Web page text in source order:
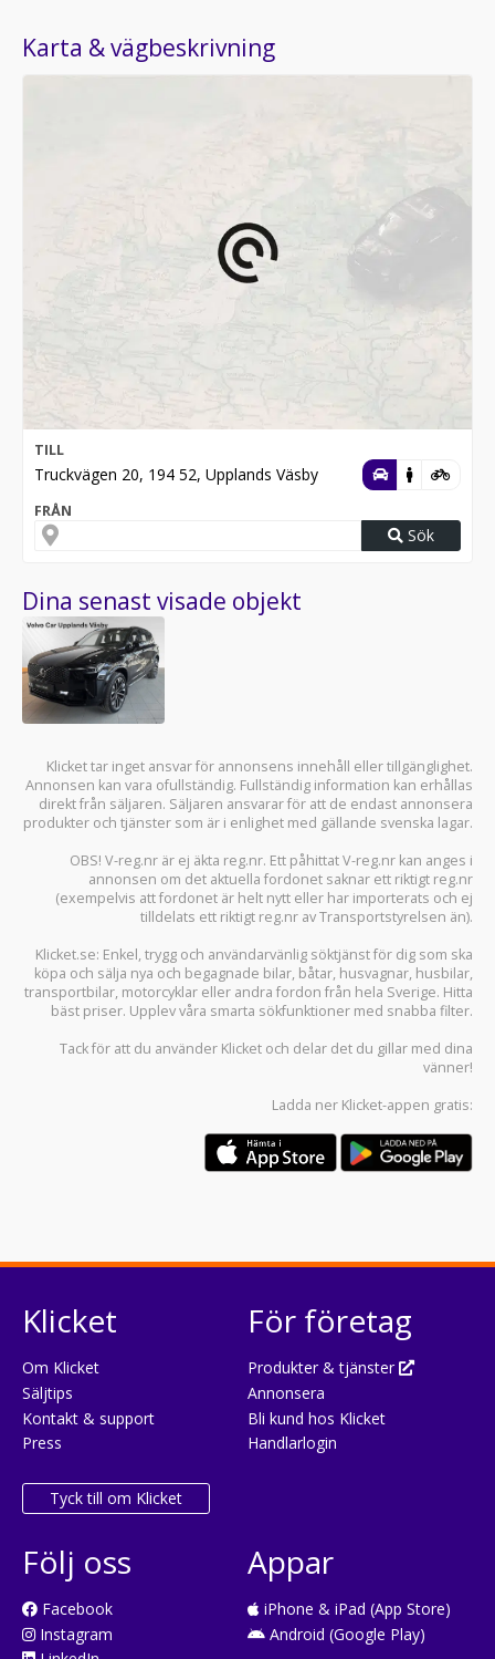
Karta & vägbeskrivning
TILL
Truckvägen 20, 194 52, Upplands Väsby
FRÅN
Sök
Dina senast visade objekt
Klicket tar inget ansvar för annonsens innehåll eller tillgänglighet.
Annonsen kan vara ofullständig. Fullständig information kan erhållas
direkt från säljaren. Säljaren ansvarar för att de endast annonsera
produkter och tjänster som är i enlighet med gällande svenska lagar.
OBS! V-reg.nr är ej äkta reg.nr. Ett påhittat V-reg.nr kan anges i
annonsen om det aktuella fordonet saknar ett riktigt reg.nr
(exempelvis att fordonet är helt nytt eller har importerats och ej
tilldelats ett riktigt reg.nr av Transportstyrelsen än).
Klicket.se: Enkel, trygg och användarvänlig söktjänst för dig som ska
köpa och sälja nya och begagnade bilar, båtar, husvagnar, husbilar,
transportbilar, motorcyklar eller andra fordon från hela Sverige. Hitta
bäst priser. Upplev våra smarta sökfunktioner med snabba filter.
Tack för att du använder Klicket och delar det du gillar med dina
vänner!
Ladda ner Klicket-appen gratis:
Klicket
Om Klicket
Säljtips
Kontakt & support
Press
Tyck till om Klicket
För företag
Produkter & tjänster
Annonsera
Bli kund hos Klicket
Handlarlogin
Följ oss
Facebook
Instagram
Appar
iPhone & iPad (App Store)
Android (Google Play)